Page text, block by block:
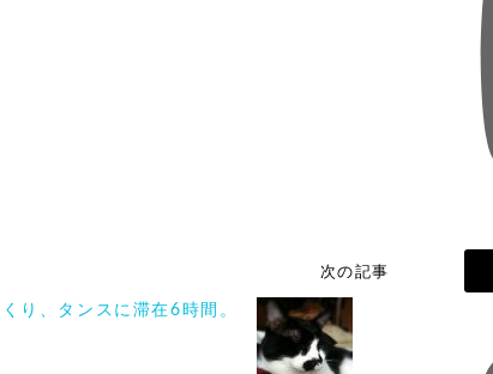
次の記事
くり、タンスに滞在6時間。